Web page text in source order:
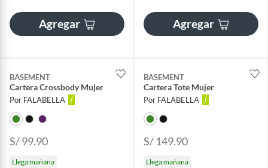
Agregar Agregar
BASEMENT
Cartera Crossbody Mujer
Por FALABELLA
S/ 99.90
Llega mañana
BASEMENT
Cartera Tote Mujer
Por FALABELLA
S/ 149.90
Llega mañana